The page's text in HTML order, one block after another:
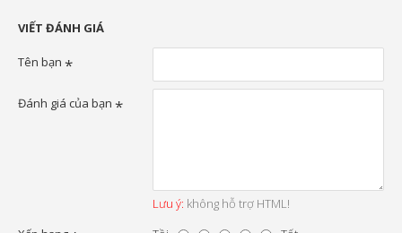
VIẾT ĐÁNH GIÁ
Tên bạn
Đánh giá của bạn
Lưu ý: không hỗ trợ HTML!